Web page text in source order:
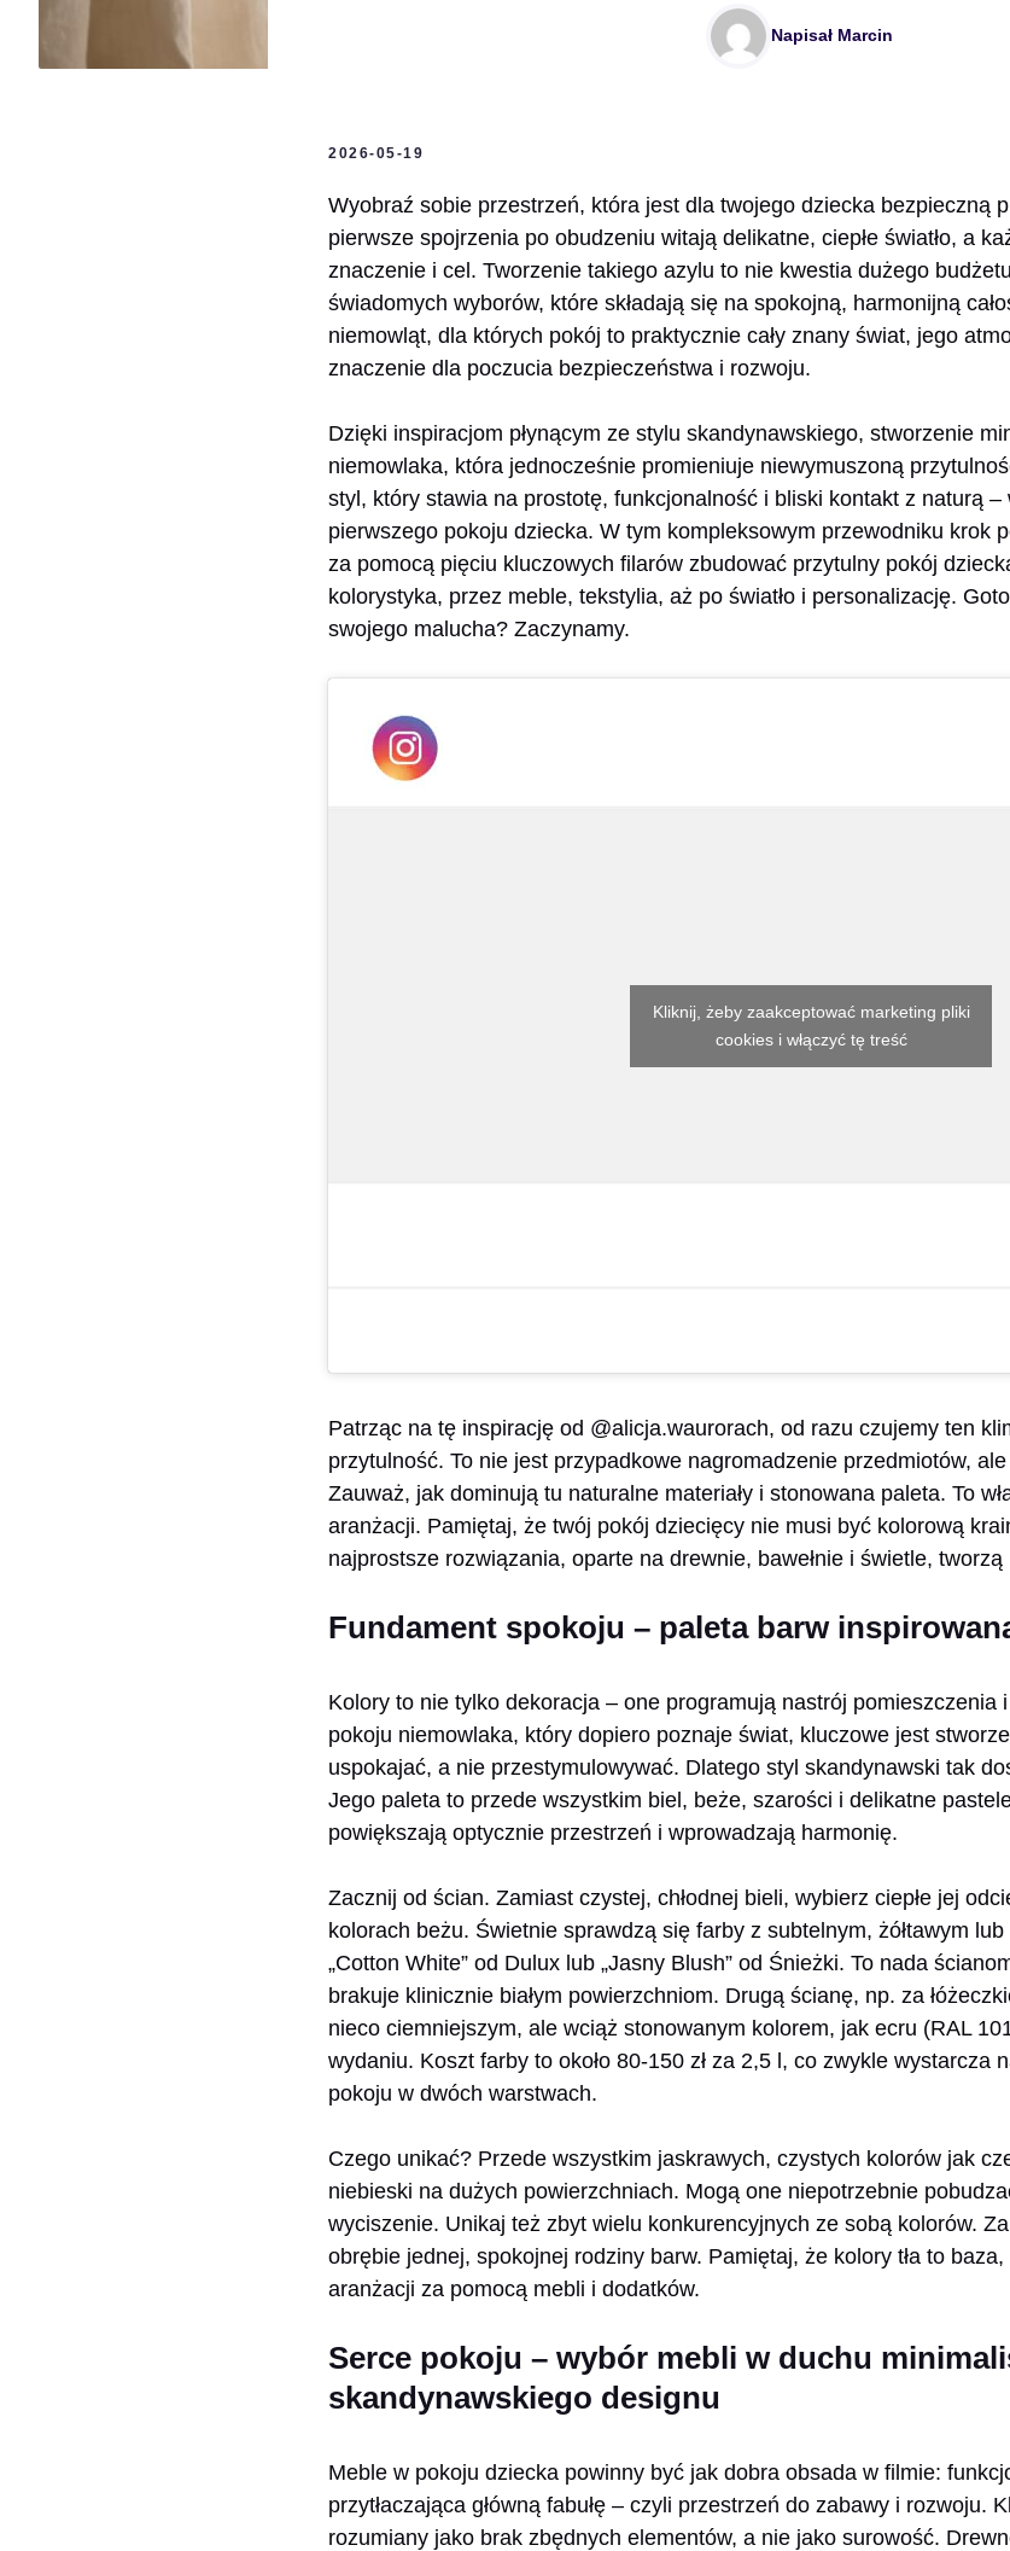
Napisał Marcin
2026-05-19
Wyobraź sobie przestrzeń, która jest dla twojego dziecka bezpieczną
pierwsze spojrzenia po obudzeniu witają delikatne, ciepłe światło, a
znaczenie i cel. Tworzenie takiego azylu to nie kwestia dużego
świadomych wyborów, które składają się na spokojną, harmonijną
niemowląt, dla których pokój to praktycznie cały znany świat, jego
znaczenie dla poczucia bezpieczeństwa i rozwoju.
Dzięki inspiracjom płynącym ze stylu skandynawskiego, stworzenie
niemowlaka, która jednocześnie promieniuje niewymuszoną
styl, który stawia na prostotę, funkcjonalność i bliski kontakt z naturą
pierwszego pokoju dziecka. W tym kompleksowym przewodniku krok
za pomocą pięciu kluczowych filarów zbudować przytulny pokój
kolorystyka, przez meble, tekstylia, aż po światło i personalizację.
swojego malucha? Zaczynamy.
Kliknij, żeby zaakceptować marketing pliki
cookies i włączyć tę treść
Patrząc na tę inspirację od @alicja.waurorach, od razu czujemy ten
przytulność. To nie jest przypadkowe nagromadzenie przedmiotów,
Zauważ, jak dominują tu naturalne materiały i stonowana paleta. To
aranżacji. Pamiętaj, że twój pokój dziecięcy nie musi być kolorową
najprostsze rozwiązania, oparte na drewnie, bawełnie i świetle,
Fundament spokoju – paleta barw
Kolory to nie tylko dekoracja – one programują nastrój pomieszczenia
pokoju niemowlaka, który dopiero poznaje świat, kluczowe jest
uspokajać, a nie przestymulowywać. Dlatego styl skandynawski tak
Jego paleta to przede wszystkim biel, beże, szarości i delikatne
powiększają optycznie przestrzeń i wprowadzają harmonię.
Zacznij od ścian. Zamiast czystej, chłodnej bieli, wybierz ciepłe jej
kolorach beżu. Świetnie sprawdzą się farby z subtelnym, żółtawym
„Cotton White” od Dulux lub „Jasny Blush” od Śnieżki. To nada
brakuje klinicznie białym powierzchniom. Drugą ścianę, np. za
nieco ciemniejszym, ale wciąż stonowanym kolorem, jak ecru (RAL
wydaniu. Koszt farby to około 80-150 zł za 2,5 l, co zwykle wystarcza
pokoju w dwóch warstwach.
Czego unikać? Przede wszystkim jaskrawych, czystych kolorów jak
niebieski na dużych powierzchniach. Mogą one niepotrzebnie
wyciszenie. Unikaj też zbyt wielu konkurencyjnych ze sobą kolorów.
obrębie jednej, spokojnej rodziny barw. Pamiętaj, że kolory tła to
aranżacji za pomocą mebli i dodatków.
Serce pokoju – wybór mebli w duchu
skandynawskiego designu
Meble w pokoju dziecka powinny być jak dobra obsada w filmie:
przytłaczająca główną fabułę – czyli przestrzeń do zabawy i rozwoju.
rozumiany jako brak zbędnych elementów, a nie jako surowość.